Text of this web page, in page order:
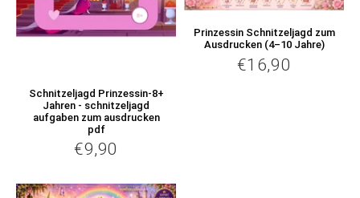
Schnitzeljagd Prinzessin-8+
Jahren - schnitzeljagd
aufgaben zum ausdrucken
pdf
Normaler
€9,90
Prinzessin Schnitzeljagd zum
Ausdrucken (4–10 Jahre)
Normaler
€16,90